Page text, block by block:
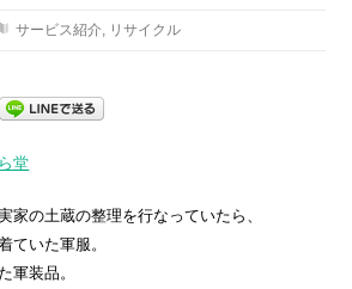
サービス紹介, リサイクル
堂
家の土蔵の整理を行なっていたら、
ていた軍服。
軍装品。